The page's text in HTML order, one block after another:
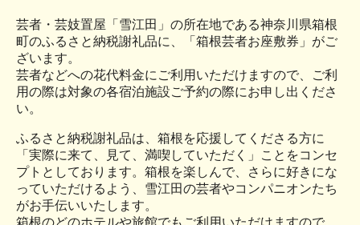
芸者・芸妓置屋「雪江田」の所在地である神奈川県箱根
町のふるさと納税謝礼品に、「箱根芸者お座敷券」がご
ざいます。
芸者などへの花代料金にご利用いただけますので、ご利
用の際は対象の各宿泊施設ご予約の際にお申し出くださ
い。
ふるさと納税謝礼品は、箱根を応援してくださる方に
「実際に来て、見て、満喫していただく」ことをコンセ
プトとしております。箱根を楽しんで、さらに好きにな
っていただけるよう、雪江田の芸者やコンパニオンたち
がお手伝いいたします。